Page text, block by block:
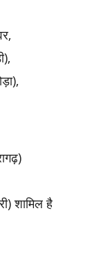
शामिल है